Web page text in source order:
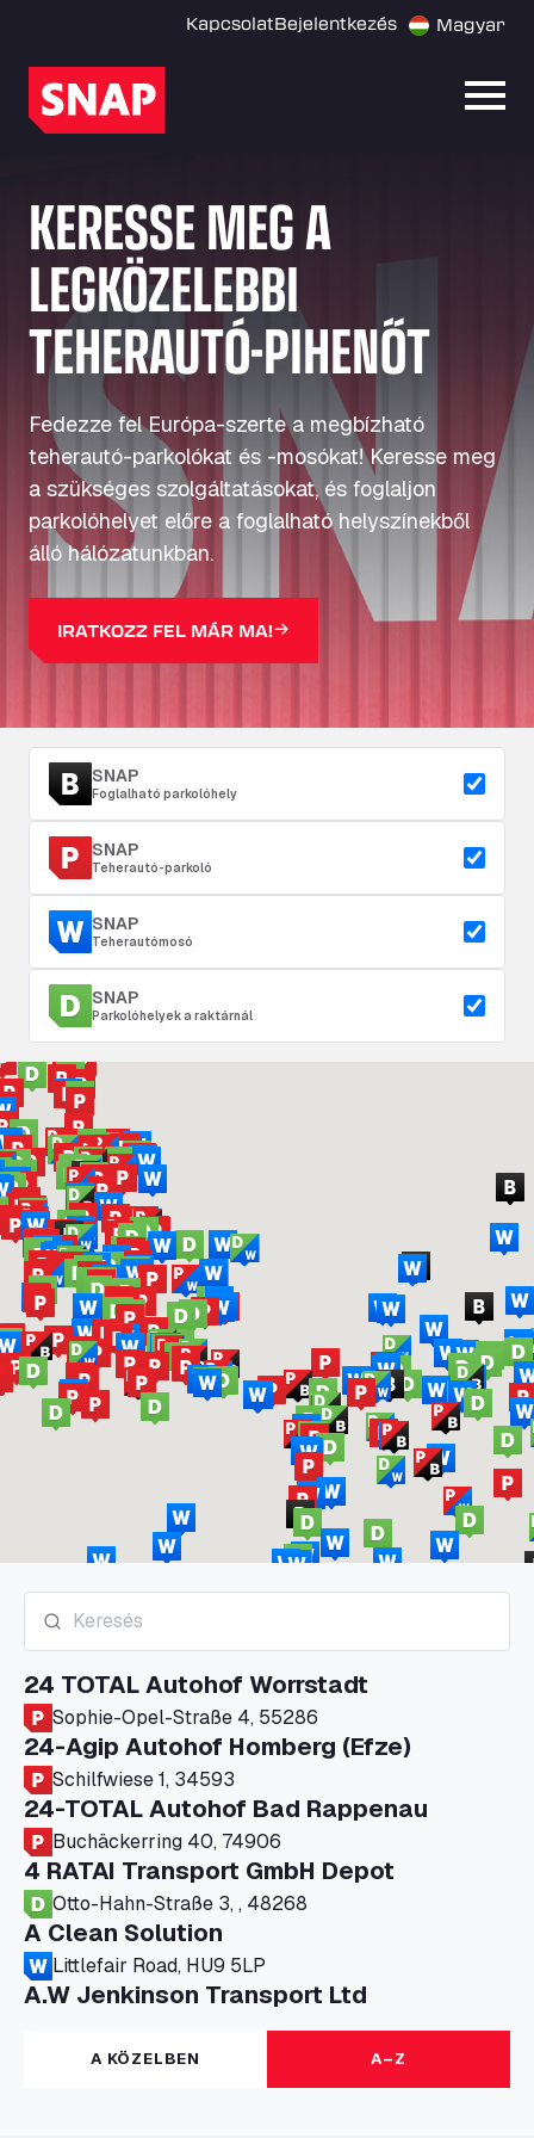
KapcsolatBejelentkezés Magyar
KERESSE MEG A
LEGKÖZELEBBI
TEHERAUTÓ-PIHENŐT
Fedezze fel Európa-szerte a megbízható
teherautó-parkolókat és -mosókat! Keresse meg
a szükséges szolgáltatásokat, és foglaljon
parkolóhelyet előre a foglalható helyszínekből
álló hálózatunkban.
IRATKOZZ FEL MÁR MA!
SNAP
Foglalható parkolóhely
SNAP
Teherautó-parkoló
SNAP
Teherautómosó
SNAP
Parkolóhelyek a raktárnál
24 TOTAL Autohof Worrstadt
Sophie-Opel-Straße 4, 55286
24-Agip Autohof Homberg (Efze)
Schilfwiese 1, 34593
24-TOTAL Autohof Bad Rappenau
Buchäckerring 40, 74906
4 RATAI Transport GmbH Depot
Otto-Hahn-Straße 3, , 48268
A Clean Solution
Littlefair Road, HU9 5LP
A.W Jenkinson Transport Ltd
Progress House, ME11 5GA
A+G Nettetal - Depot Parking
Am Panneschopp 7, 41334
A KÖZELBEN A–Z